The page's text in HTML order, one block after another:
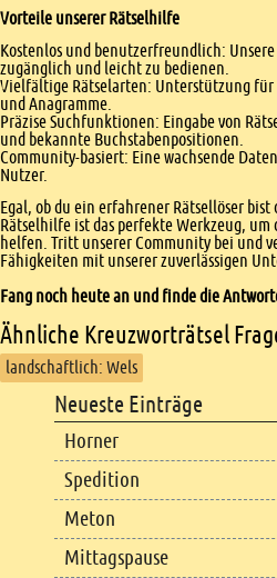
Vorteile unserer Rätselhilfe
Kostenlos und benutzerfreundlich:
zugänglich und leicht zu bedienen.
Vielfältige Rätselarten: Unterstützung für
und Anagramme.
Präzise Suchfunktionen: Eingabe von
und bekannte Buchstabenpositionen.
Community-basiert: Eine wachsende
Nutzer.
Egal, ob du ein erfahrener Rätsellöser
Rätselhilfe ist das perfekte Werkzeug,
helfen. Tritt unserer Community bei und
Fähigkeiten mit unserer zuverlässigen
Fang noch heute an und finde die
Ähnliche Kreuzworträtsel
landschaftlich: Wels
Footer content
Neueste Einträge
Horner
Spedition
Meton
Mittagspause